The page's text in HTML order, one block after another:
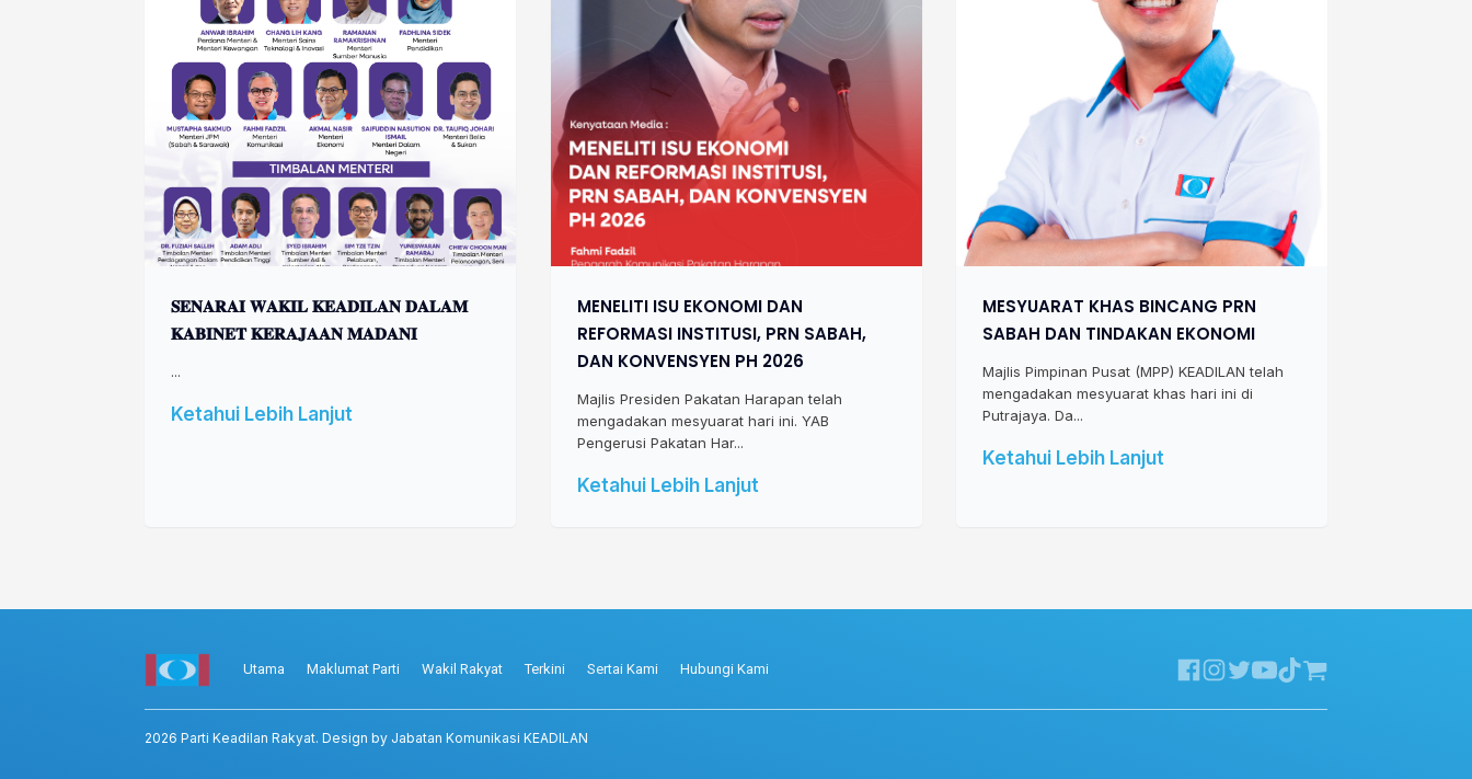
𝐒𝐄𝐍𝐀𝐑𝐀𝐈 𝐖𝐀𝐊𝐈𝐋 𝐊𝐄𝐀𝐃𝐈𝐋𝐀𝐍 𝐃𝐀𝐋𝐀𝐌
𝐊𝐀𝐁𝐈𝐍𝐄𝐓 𝐊𝐄𝐑𝐀𝐉𝐀𝐀𝐍 𝐌𝐀𝐃𝐀𝐍𝐈
...
Ketahui Lebih Lanjut
MENELITI ISU EKONOMI DAN
REFORMASI INSTITUSI, PRN SABAH,
DAN KONVENSYEN PH 2026
Majlis Presiden Pakatan Harapan telah
mengadakan mesyuarat hari ini. YAB
Pengerusi Pakatan Har...
Ketahui Lebih Lanjut
MESYUARAT KHAS BINCANG PRN
SABAH DAN TINDAKAN EKONOMI
Majlis Pimpinan Pusat (MPP) KEADILAN telah
mengadakan mesyuarat khas hari ini di
Putrajaya. Da...
Ketahui Lebih Lanjut
Utama Maklumat Parti Wakil Rakyat Terkini Sertai Kami Hubungi Kami
2026 Parti Keadilan Rakyat. Design by Jabatan Komunikasi KEADILAN